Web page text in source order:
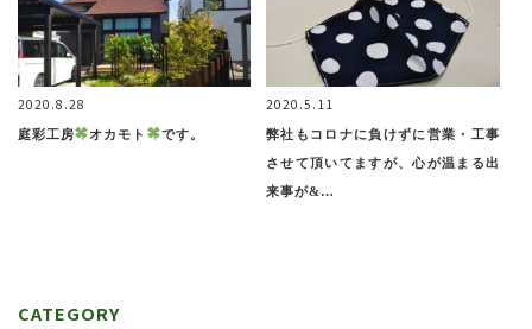
2020.8.28
庭彩工房 オカモト です。
2020.5.11
弊社もコロナに負けずに営業・工事
させて頂いてますが、心が温まる出
来事が&…
CATEGORY